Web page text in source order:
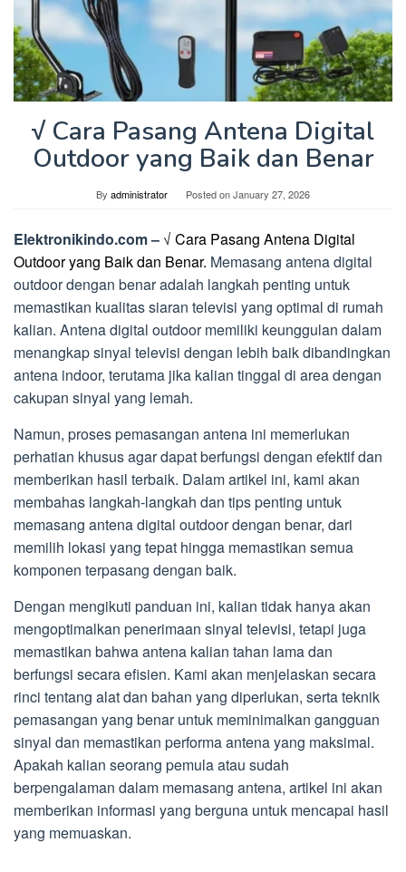
√ Cara Pasang Antena Digital
Outdoor yang Baik dan Benar
By administrator Posted onJanuary 27, 2026
Elektronikindo.com – √ Cara Pasang Antena Digital
Outdoor yang Baik dan Benar. Memasang antena digital
outdoor dengan benar adalah langkah penting untuk
memastikan kualitas siaran televisi yang optimal di rumah
kalian. Antena digital outdoor memiliki keunggulan dalam
menangkap sinyal televisi dengan lebih baik dibandingkan
antena indoor, terutama jika kalian tinggal di area dengan
cakupan sinyal yang lemah.
Namun, proses pemasangan antena ini memerlukan
perhatian khusus agar dapat berfungsi dengan efektif dan
memberikan hasil terbaik. Dalam artikel ini, kami akan
membahas langkah-langkah dan tips penting untuk
memasang antena digital outdoor dengan benar, dari
memilih lokasi yang tepat hingga memastikan semua
komponen terpasang dengan baik.
Dengan mengikuti panduan ini, kalian tidak hanya akan
mengoptimalkan penerimaan sinyal televisi, tetapi juga
memastikan bahwa antena kalian tahan lama dan
berfungsi secara efisien. Kami akan menjelaskan secara
rinci tentang alat dan bahan yang diperlukan, serta teknik
pemasangan yang benar untuk meminimalkan gangguan
sinyal dan memastikan performa antena yang maksimal.
Apakah kalian seorang pemula atau sudah
berpengalaman dalam memasang antena, artikel ini akan
memberikan informasi yang berguna untuk mencapai hasil
yang memuaskan.